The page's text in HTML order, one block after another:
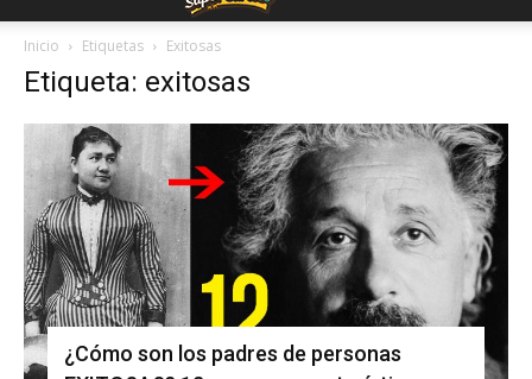
Inicio Etiquetas Exitosas
Etiqueta: exitosas
¿Cómo son los padres de personas